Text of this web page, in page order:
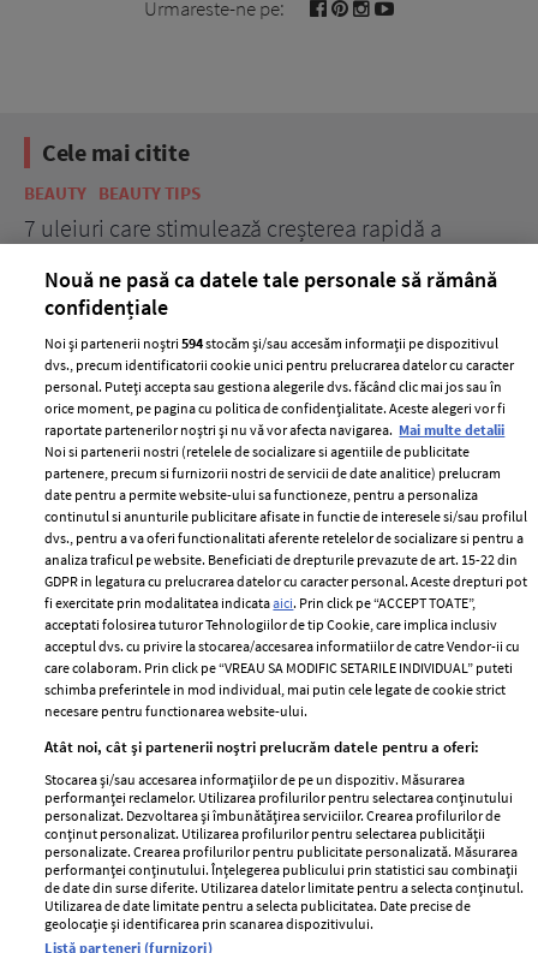
Urmareste-ne pe:
Cele mai citite
BEAUTY BEAUTY TIPS
7 uleiuri care stimulează creșterea rapidă a
ELLE Style Awards
2024
Despre ELLE
Romania
Contact
Abonamente
Termeni si conditii
Politica de
confidențialitate
Politica de cookies
Publicitate
GSP
Unica
Baby
Retete
femei
Viva
Avantaje
Retete practice
Pariază responsabil! Decizia ONJN nr. 821/25.09.2025.
Nouă ne pasă ca datele tale personale să rămână
confidențiale
Noi și partenerii noștri594stocăm și/sau accesăm informații pe dispozitivul
dvs., precum identificatorii cookie unici pentru prelucrarea datelor cu caracter
personal. Puteți accepta sau gestiona alegerile dvs. făcând clic mai jos sau în
orice moment, pe pagina cu politica de confidențialitate. Aceste alegeri vor fi
raportate partenerilor noștri și nu vă vor afecta navigarea. Mai multe detalii
Noi si partenerii nostri (retelele de socializare si agentiile de publicitate
partenere, precum si furnizorii nostri de servicii de date analitice) prelucram
date pentru a permite website-ului sa functioneze, pentru a personaliza
continutul si anunturile publicitare afisate in functie de interesele si/sau profilul
dvs., pentru a va oferi functionalitati aferente retelelor de socializare si pentru a
analiza traficul pe website. Beneficiati de drepturile prevazute de art. 15-22 din
GDPR in legatura cu prelucrarea datelor cu caracter personal. Aceste drepturi pot
fi exercitate prin modalitatea indicataaici. Prin click pe “ACCEPT TOATE”,
acceptati folosirea tuturor Tehnologiilor de tip Cookie, care implica inclusiv
acceptul dvs. cu privire la stocarea/accesarea informatiilor de catre Vendor-ii cu
care colaboram. Prin click pe “VREAU SA MODIFIC SETARILE INDIVIDUAL” puteti
schimba preferintele in mod individual, mai putin cele legate de cookie strict
necesare pentru functionarea website-ului.
Atât noi, cât și partenerii noștri prelucrăm datele pentru a oferi:
Stocarea și/sau accesarea informațiilor de pe un dispozitiv. Măsurarea
performanței reclamelor. Utilizarea profilurilor pentru selectarea conținutului
personalizat. Dezvoltarea și îmbunătățirea serviciilor. Crearea profilurilor de
conținut personalizat. Utilizarea profilurilor pentru selectarea publicității
personalizate. Crearea profilurilor pentru publicitate personalizată. Măsurarea
performanței conținutului. Înțelegerea publicului prin statistici sau combinații
de date din surse diferite. Utilizarea datelor limitate pentru a selecta conținutul.
Utilizarea de date limitate pentru a selecta publicitatea. Date precise de
geolocație și identificarea prin scanarea dispozitivului.
Listă parteneri (furnizori)